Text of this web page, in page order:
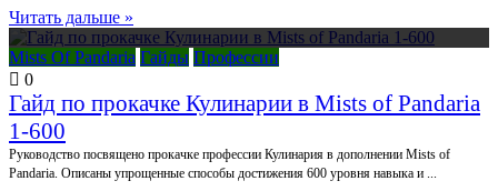
Читать дальше »
Mists Of Pandaria Гайды Профессии
0
Гайд по прокачке Кулинарии в Mists of Pandaria
1-600
Руководство посвящено прокачке профессии Кулинария в дополнении Mists of
Pandaria. Описаны упрощенные способы достижения 600 уровня навыка и ...